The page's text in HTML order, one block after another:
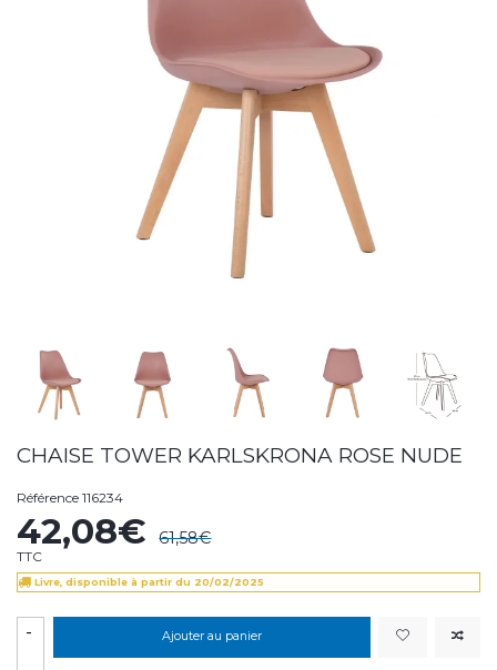
CHAISE TOWER KARLSKRONA ROSE NUDE
Référence 116234
42,08€ 61,58€
TTC
Livre, disponible à partir du 20/02/2025
- Ajouter au panier